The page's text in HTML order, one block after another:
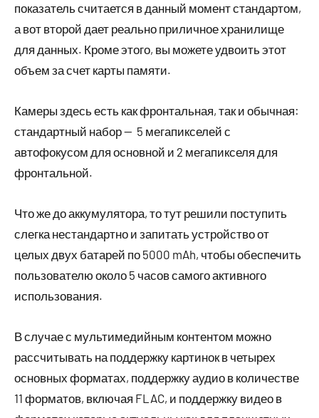
показатель считается в данный момент стандартом,
а вот второй дает реально приличное хранилище
для данных. Кроме этого, вы можете удвоить этот
объем за счет карты памяти.
Камеры здесь есть как фронтальная, так и обычная:
стандартный набор — 5 мегапикселей с
автофокусом для основной и 2 мегапикселя для
фронтальной.
Что же до аккумулятора, то тут решили поступить
слегка нестандартно и запитать устройство от
целых двух батарей по 5000 mAh, чтобы обеспечить
пользователю около 5 часов самого активного
использования.
В случае с мультимедийным контентом можно
рассчитывать на поддержку картинок в четырех
основных форматах, поддержку аудио в количестве
11 форматов, включая FLAC, и поддержку видео в